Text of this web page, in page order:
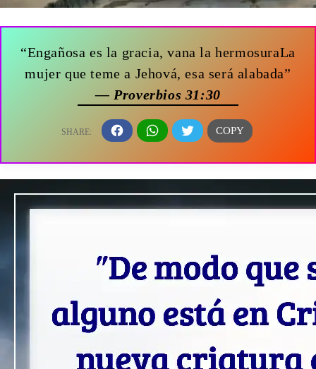
“Engañosa es la gracia, vana la hermosuraLa
mujer que teme a Jehová, esa será alabada”
— Proverbios 31:30